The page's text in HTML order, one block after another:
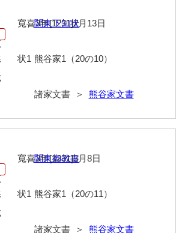
書
文書
関東下知状
熊谷家1（20の10）
諸家文書 ＞ 熊谷家文書
寬喜3年[1231]2月13日
状1
関東御教書
熊谷家1（20の11）
諸家文書 ＞ 熊谷家文書
寬喜3年[1231]3月8日
状1